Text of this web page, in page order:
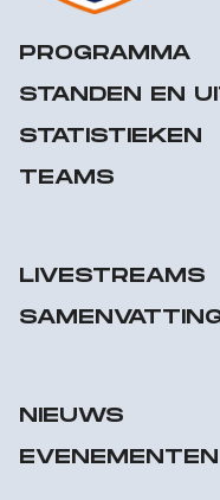
PROGRAMMA
STANDEN EN
STATISTIEKEN
TEAMS
LIVESTREAMS
NIEUWS
EVENEMENTEN